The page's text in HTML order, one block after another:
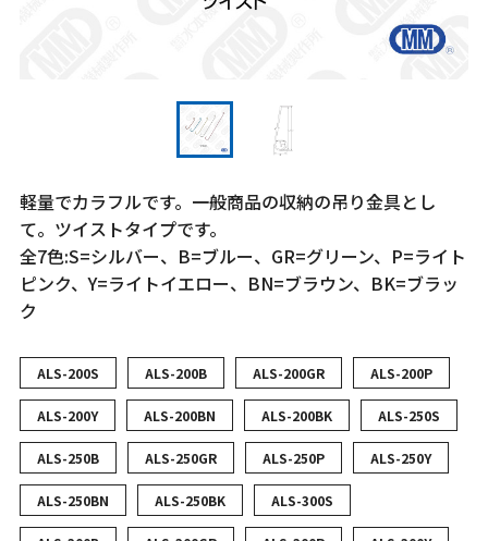
軽量でカラフルです。一般商品の収納の吊り金具とし
て。ツイストタイプです。
全7色:S=シルバー、B=ブルー、GR=グリーン、P=ライト
ピンク、Y=ライトイエロー、BN=ブラウン、BK=ブラッ
ク
ALS-200S ALS-200B ALS-200GR ALS-200P
ALS-200Y ALS-200BN ALS-200BK ALS-250S
ALS-250B ALS-250GR ALS-250P ALS-250Y
ALS-250BN ALS-250BK ALS-300S